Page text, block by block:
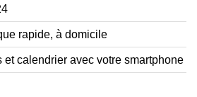
rapide, à domicile
et calendrier avec votre smartphone